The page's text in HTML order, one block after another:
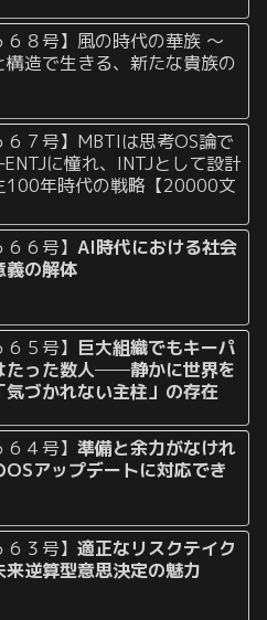
６８号】風の時代の華族 〜
構造で生きる、新たな貴族の
６７号】MBTIは思考OS論で
に憧れ、INTJとして設計
100年時代の戦略【20000文
６６号】AI時代における社会
義の解体
６５号】 巨大組織でもキーパ
たった数人──静かに世界を
気づかれない主柱」の存在
６４号】準備と余力がなけれ
OSアップデートに対応でき
６３号】適正なリスクテイク
来逆算型意思決定の魅力